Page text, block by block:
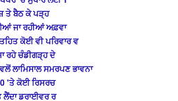
ਤੇ ਬੈਠ ਕੇ ਪੜ੍ਹ
ਜਾ ਰਹੀਆਂ ਅਫ਼ਵਾ
ਕੋਈ ਵੀ ਪਰਿਵਾਰ ਵ
ਰਹੇ ਚੰਡੀਗੜ੍ਹ ਦੇ
ਸਮਰਪਣ ਭਾਵਨਾ
'ਤੇ ਕੋਈ ਰਿਸਰਚ
ਲੈਂਦਾ ਡਰਾਈਵਰ ਰ